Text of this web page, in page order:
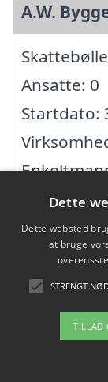
A.W.
Ansatte: 0
Startdato:
CVR:
Adam og
Ansatte:
Startdato:
Dette
Dette websted
at bruge
STRENGT
TILLAD